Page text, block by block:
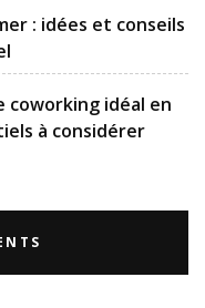
: idées et conseils
coworking idéal en
à considérer